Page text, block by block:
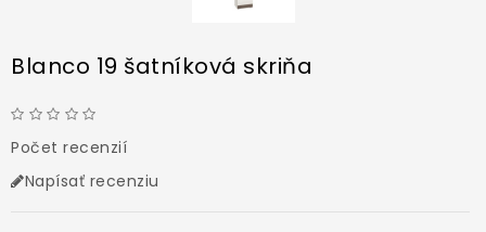
Blanco 19 šatníková skriňa
Počet recenzií
Napísať recenziu